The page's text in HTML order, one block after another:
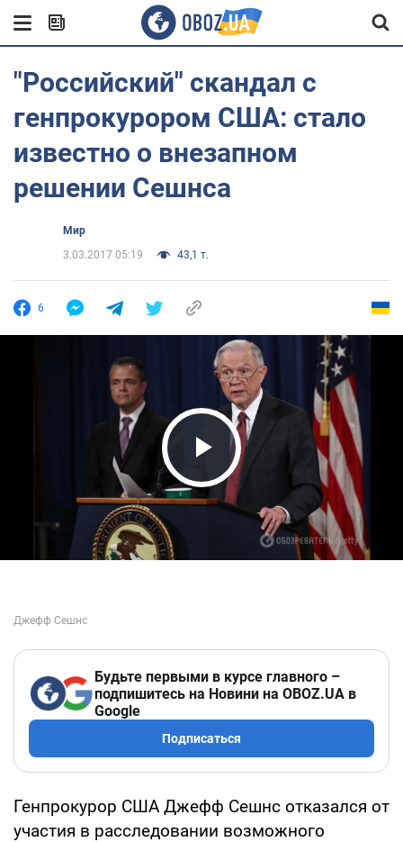
"Российский" скандал с
генпрокурором США: стало
известно о внезапном
решении Сешнса
Мир
3.03.2017 05:19
43,1 т.
6
Play Video
Будьте первыми в курсе главного –
подпишитесь на Новини на OBOZ.UA в
Google
Подписаться
Генпрокурор США Джефф Сешнс отказался от
участия в расследовании возможного